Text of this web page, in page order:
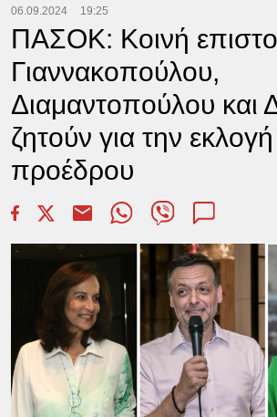
06.09.2024 19:25
ΠΑΣΟΚ: Κοινή
Γιαννακοπούλου,
Διαμαντοπούλου και
ζητούν για την εκλογή
προέδρου